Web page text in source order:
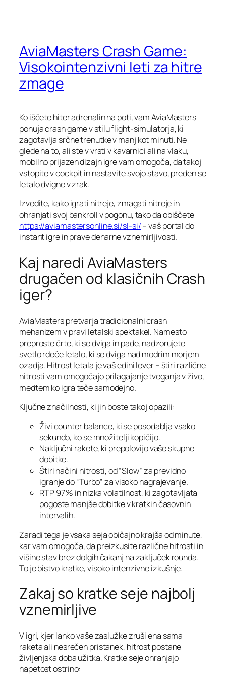
AviaMasters Crash Game:
Visokointenzivni leti za hitre
zmage
Ko iščete hiter adrenalin na poti, vam AviaMasters
ponuja crash game v stilu flight‑simulatorja, ki
zagotavlja srčne trenutke v manj kot minuti. Ne
glede na to, ali ste v vrsti v kavarnici ali na vlaku,
mobilno prijazen dizajn igre vam omogoča, da takoj
vstopite v cockpit in nastavite svojo stavo, preden se
letalo dvigne v zrak.
Izvedite, kako igrati hitreje, zmagati hitreje in
ohranjati svoj bankroll v pogonu, tako da obiščete
https://aviamastersonline.si/sl-si/– vaš portal do
instant igre in prave denarne vznemirljivosti.
Kaj naredi AviaMasters
drugačen od klasičnih Crash
iger?
AviaMasters pretvarja tradicionalni crash
mehanizem v pravi letalski spektakel. Namesto
preproste črte, ki se dviga in pade, nadzorujete
svetlo rdeče letalo, ki se dviga nad modrim morjem
ozadja. Hitrost letala je vaš edini lever – štiri različne
hitrosti vam omogočajo prilagajanje tveganja v živo,
medtem ko igra teče samodejno.
Ključne značilnosti, ki jih boste takoj opazili:
Živi counter balance, ki se posodablja vsako
sekundo, ko se množitelji kopičijo.
Naključni rakete, ki prepolovijo vaše skupne
dobitke.
Štiri načini hitrosti, od “Slow” za previdno
igranje do “Turbo” za visoko nagrajevanje.
RTP 97 % in nizka volatilnost, ki zagotavljata
pogoste manjše dobitke v kratkih časovnih
intervalih.
Zaradi tega je vsaka seja običajno krajša od minute,
kar vam omogoča, da preizkusite različne hitrosti in
višine stav brez dolgih čakanj na zaključek rounda.
To je bistvo kratke, visoko intenzivne izkušnje.
Zakaj so kratke seje najbolj
vznemirljive
V igri, kjer lahko vaše zaslužke zruši ena sama
raketa ali nesrečen pristanek, hitrost postane
življenjska doba užitka. Kratke seje ohranjajo
napetost ostrino: